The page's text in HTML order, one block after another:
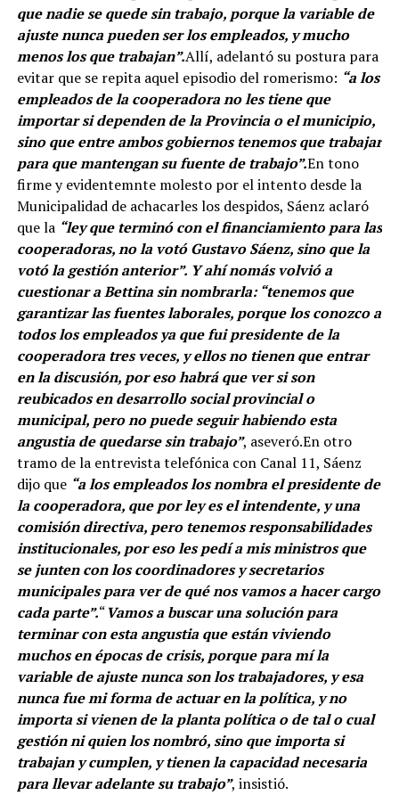
que nadie se quede sin trabajo, porque la variable de
ajuste nunca pueden ser los empleados, y mucho
menos los que trabajan”.Allí, adelantó su postura para
evitar que se repita aquel episodio del romerismo: “a los
empleados de la cooperadora no les tiene que
importar si dependen de la Provincia o el municipio,
sino que entre ambos gobiernos tenemos que trabajar
para que mantengan su fuente de trabajo”.En tono
firme y evidentemnte molesto por el intento desde la
Municipalidad de achacarles los despidos, Sáenz aclaró
que la “ley que terminó con el financiamiento para las
cooperadoras, no la votó Gustavo Sáenz, sino que la
votó la gestión anterior”. Y ahí nomás volvió a
cuestionar a Bettina sin nombrarla: “tenemos que
garantizar las fuentes laborales, porque los conozco a
todos los empleados ya que fui presidente de la
cooperadora tres veces, y ellos no tienen que entrar
en la discusión, por eso habrá que ver si son
reubicados en desarrollo social provincial o
municipal, pero no puede seguir habiendo esta
angustia de quedarse sin trabajo”, aseveró.En otro
tramo de la entrevista telefónica con Canal 11, Sáenz
dijo que “a los empleados los nombra el presidente de
la cooperadora, que por ley es el intendente, y una
comisión directiva, pero tenemos responsabilidades
institucionales, por eso les pedí a mis ministros que
se junten con los coordinadores y secretarios
municipales para ver de qué nos vamos a hacer cargo
cada parte”.“Vamos a buscar una solución para
terminar con esta angustia que están viviendo
muchos en épocas de crisis, porque para mí la
variable de ajuste nunca son los trabajadores, y esa
nunca fue mi forma de actuar en la política, y no
importa si vienen de la planta política o de tal o cual
gestión ni quien los nombró, sino que importa si
trabajan y cumplen, y tienen la capacidad necesaria
para llevar adelante su trabajo”, insistió.